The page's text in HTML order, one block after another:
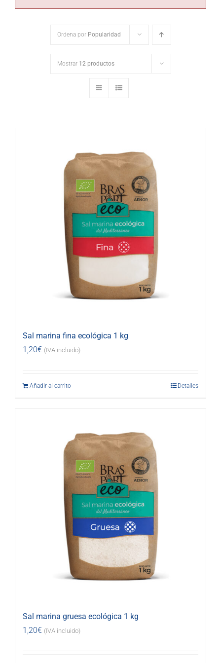
Ordena por Popularidad
Mostrar 12 productos
Sal marina fina ecológica 1 kg
1,20€ (IVA incluido)
Añadir al carrito Detalles
Sal marina gruesa ecológica 1 kg
1,20€ (IVA incluido)